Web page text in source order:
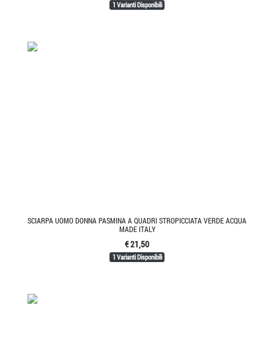
1 Varianti Disponibili
SCIARPA UOMO DONNA PASMINA A QUADRI STROPICCIATA VERDE ACQUA
MADE ITALY
€ 21,50
1 Varianti Disponibili